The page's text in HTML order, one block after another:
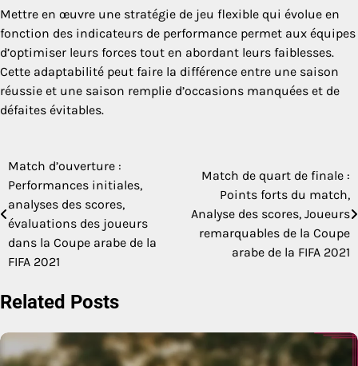
Mettre en œuvre une stratégie de jeu flexible qui évolue en
fonction des indicateurs de performance permet aux équipes
d’optimiser leurs forces tout en abordant leurs faiblesses.
Cette adaptabilité peut faire la différence entre une saison
réussie et une saison remplie d’occasions manquées et de
défaites évitables.
Post
navigation
Match d’ouverture :
Performances initiales,
analyses des scores,
évaluations des joueurs
dans la Coupe arabe de la
FIFA 2021
Match de quart de finale :
Points forts du match,
Analyse des scores, Joueurs
remarquables de la Coupe
arabe de la FIFA 2021
Related Posts